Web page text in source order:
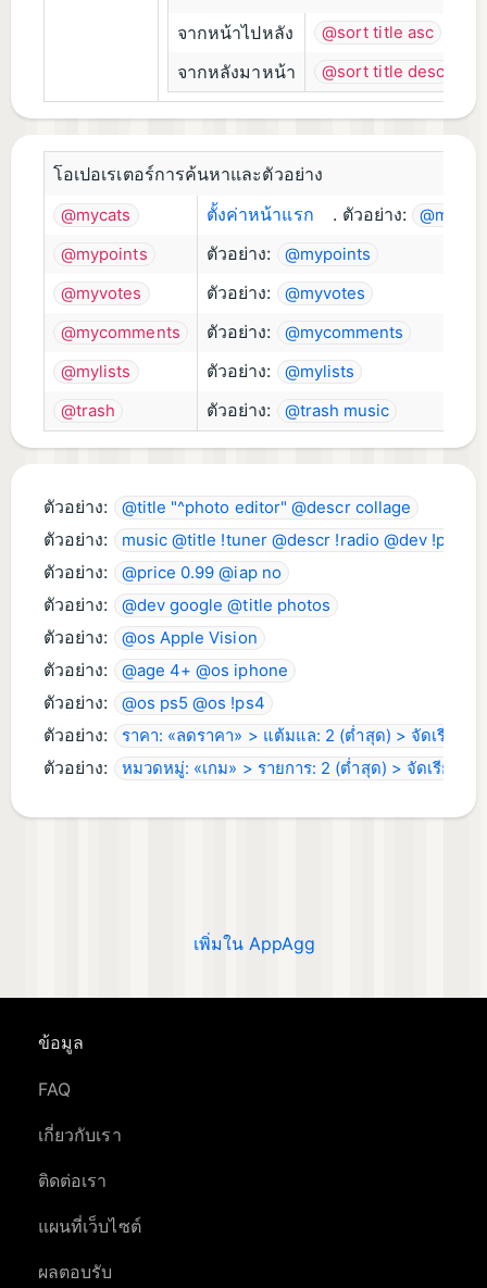
จากหน้าไปหลัง
@sort title asc
จากหลังมาหน้า @sort title desc
โอเปอเรเตอร์การค้นหาและตัวอย่าง
@mycats ตั้งค่าหน้าแรก . ตัวอย่าง:
@mypoints
ตัวอย่าง:
@mypoints
@myvotes
ตัวอย่าง:
@myvotes
@mycomments
ตัวอย่าง:
@mycomments
@mylists
ตัวอย่าง:
@mylists
@trash
ตัวอย่าง: @trash music
ตัวอย่าง: @title "^photo editor" @descr collage
ตัวอย่าง: music @title !tuner @descr !radio @dev
ตัวอย่าง: @price 0.99 @iap no
ตัวอย่าง: @dev google @title photos
ตัวอย่าง: @os Apple Vision
ตัวอย่าง: @age 4+ @os iphone
ตัวอย่าง: @os ps5 @os !ps4
ตัวอย่าง: ราคา: «ลดราคา» > แต้มแล: 2 (ต่ำสุด) > จัดเรียงต
ตัวอย่าง: หมวดหมู่: «เกม» > รายการ: 2 (ต่ำสุด) > จัดเรียงตา
เพิ่มใน AppAgg
ข้อมูล
FAQ
เกี่ยวกับเรา
ติดต่อเรา
แผนที่เว็บไซต์
ผลตอบรับ